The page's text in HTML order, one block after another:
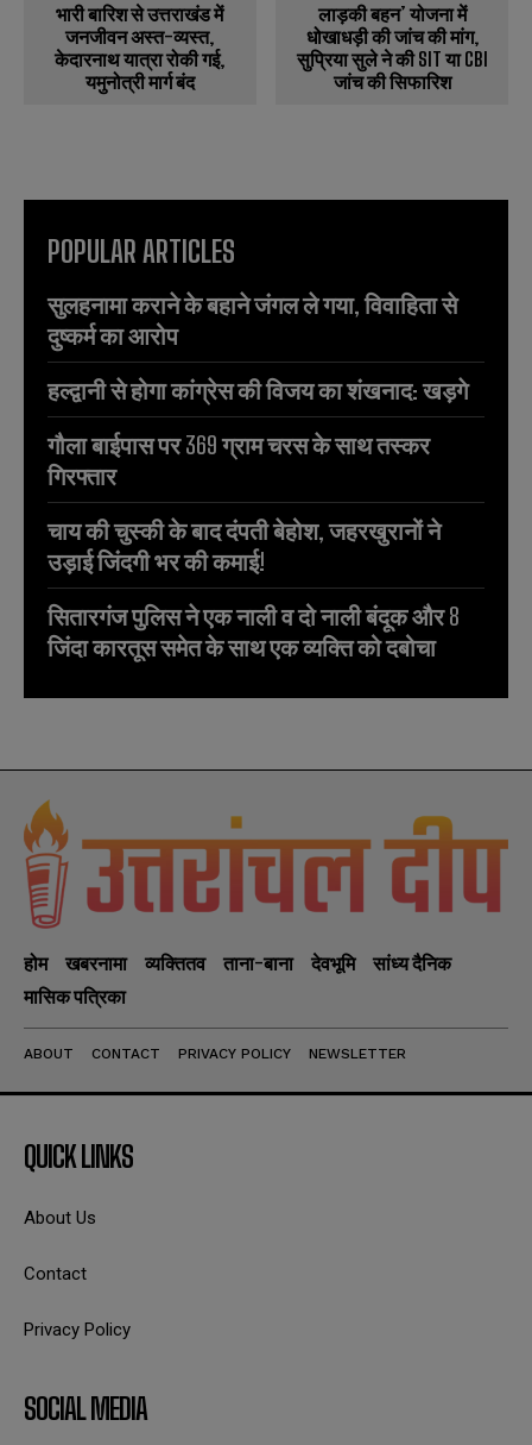
भारी बारिश से उत्तराखंड में
जनजीवन अस्त-व्यस्त,
केदारनाथ यात्रा रोकी गई,
यमुनोत्री मार्ग बंद
लाड़की बहन’ योजना में
धोखाधड़ी की जांच की मांग,
सुप्रिया सुले ने की SIT या CBI
जांच की सिफारिश
POPULAR ARTICLES
सुलहनामा कराने के बहाने जंगल ले गया, विवाहिता से
दुष्कर्म का आरोप
हल्द्वानी से होगा कांग्रेस की विजय का शंखनाद: खड़गे
गौला बाईपास पर 369 ग्राम चरस के साथ तस्कर
गिरफ्तार
चाय की चुस्की के बाद दंपती बेहोश, जहरखुरानों ने
उड़ाई जिंदगी भर की कमाई!
सितारगंज पुलिस ने एक नाली व दो नाली बंदूक और 8
जिंदा कारतूस समेत के साथ एक व्यक्ति को दबोचा
होम खबरनामा व्यक्तितव ताना-बाना देवभूमि
सांध्य दैनिक
मासिक पत्रिका
ABOUT CONTACT PRIVACY POLICY NEWSLETTER
QUICK LINKS
About Us
Contact
Privacy Policy
SOCIAL MEDIA